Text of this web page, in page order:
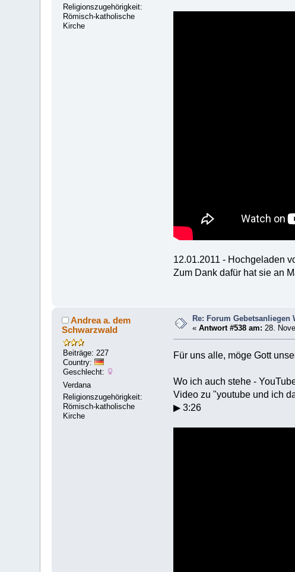
Religionszugehörigkeit:
Römisch-katholische
Kirche
12.01.2011 - Hochgeladen
Zum Dank dafür hat sie an
Andrea a. dem
Schwarzwald
Beiträge: 227
Country:
Geschlecht:
Verdana
Religionszugehörigkeit:
Römisch-katholische
Kirche
Re: Forum Gebetsanliegen
«Antwort #538 am: 28.
Für uns alle, möge Gott
Wo ich auch stehe -
Video zu "youtube und ich
▶ 3:26